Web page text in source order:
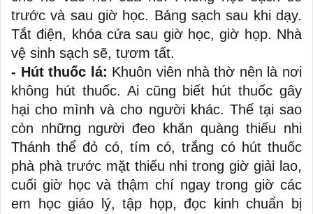
trước và sau giờ học. Bảng sạch sau khi dạy.
Tắt điện, khóa cửa sau giờ học, giờ họp. Nhà
vệ sinh sạch sẽ, tươm tất.
- Hút thuốc lá: Khuôn viên nhà thờ nên là nơi
không hút thuốc. Ai cũng biết hút thuốc gây
hại cho mình và cho người khác. Thế tại sao
còn những người đeo khăn quàng thiếu nhi
Thánh thể đỏ có, tím có, trắng có hút thuốc
phà phà trước mặt thiếu nhi trong giờ giải lao,
cuối giờ học và thậm chí ngay trong giờ các
em học giáo lý, tập họp, đọc kinh chuẩn bị